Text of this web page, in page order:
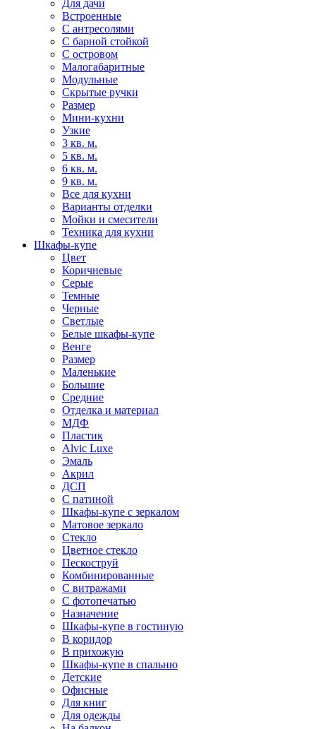
Для дачи
Встроенные
С антресолями
С барной стойкой
С островом
Малогабаритные
Модульные
Скрытые ручки
Размер
Мини-кухни
Узкие
3 кв. м.
5 кв. м.
6 кв. м.
9 кв. м.
Все для кухни
Варианты отделки
Мойки и смесители
Техника для кухни
Шкафы-купе
Цвет
Коричневые
Серые
Темные
Черные
Светлые
Белые шкафы-купе
Венге
Размер
Маленькие
Большие
Средние
Отделка и материал
МДФ
Пластик
Alvic Luxe
Эмаль
Акрил
ДСП
С патиной
Шкафы-купе с зеркалом
Матовое зеркало
Стекло
Цветное стекло
Пескоструй
Комбинированные
С витражами
С фотопечатью
Назначение
Шкафы-купе в гостиную
В коридор
В прихожую
Шкафы-купе в спальню
Детские
Офисные
Для книг
Для одежды